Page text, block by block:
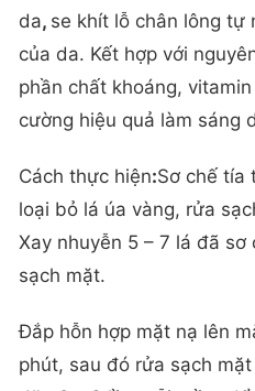
da, se khít lỗ chân lông tự
của da. Kết hợp với
phần chất khoáng,
cường hiệu quả làm sáng
Cách thực hiện:Sơ chế tía
loại bỏ lá úa vàng, rửa
Xay nhuyễn 5 – 7 lá đã sơ
sạch mặt.
Đắp hỗn hợp mặt nạ lên
phút, sau đó rửa sạch